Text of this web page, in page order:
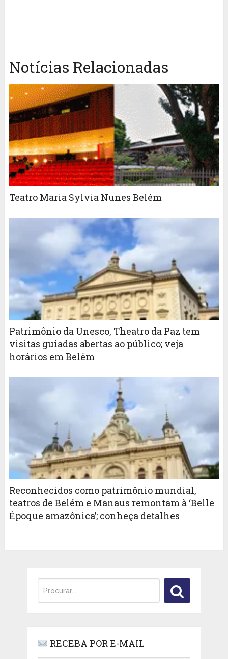
Notícias Relacionadas
Teatro Maria Sylvia Nunes Belém
Patrimônio da Unesco, Theatro da Paz tem
visitas guiadas abertas ao público; veja
horários em Belém
Reconhecidos como patrimônio mundial,
teatros de Belém e Manaus remontam à ‘Belle
Époque amazônica’; conheça detalhes
RECEBA POR E-MAIL